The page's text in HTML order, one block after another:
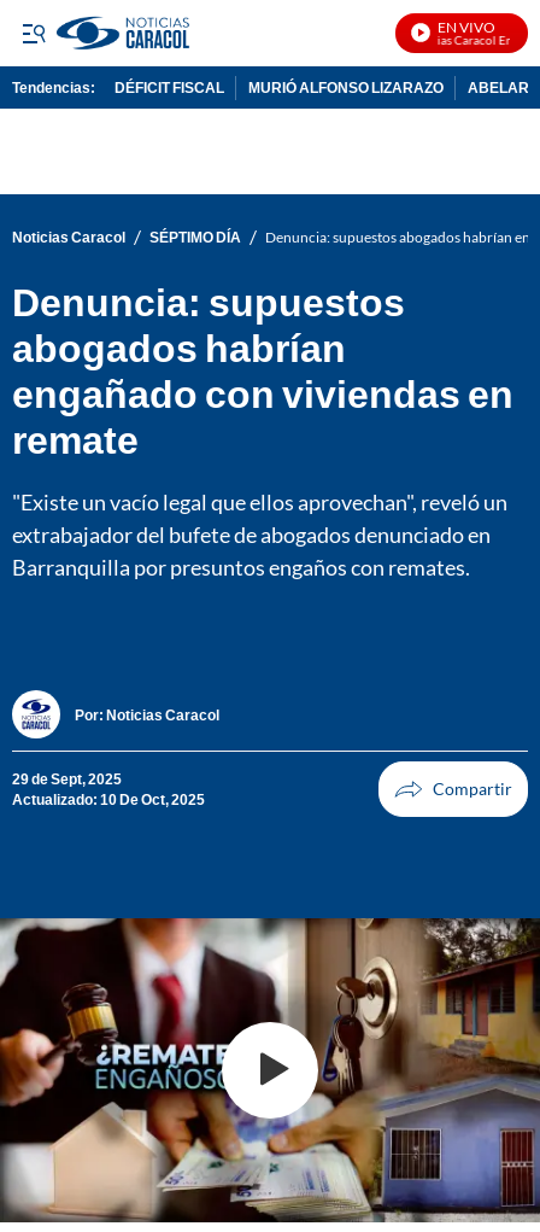
EN VIVO
Noticias Caracol En Vivo
Tendencias: DÉFICIT FISCAL MURIÓ ALFONSO LIZARAZO
Noticias Caracol / SÉPTIMO DÍA / Denuncia: supuestos abogados habrían
Denuncia: supuestos
abogados habrían
engañado con viviendas en
remate
"Existe un vacío legal que ellos aprovechan", reveló un
extrabajador del bufete de abogados denunciado en
Barranquilla por presuntos engaños con remates.
Por: Noticias Caracol
29 de Sept, 2025
Actualizado: 10 De Oct, 2025